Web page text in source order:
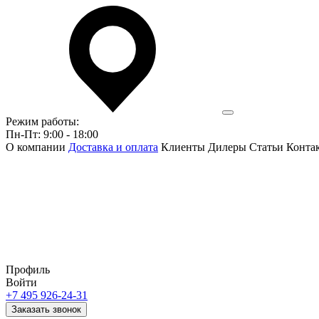
Режим работы:
Пн-Пт: 9:00 - 18:00
О компании Доставка и оплата Клиенты Дилеры Статьи
Профиль
Войти
+7 495 926-24-31
Заказать звонок